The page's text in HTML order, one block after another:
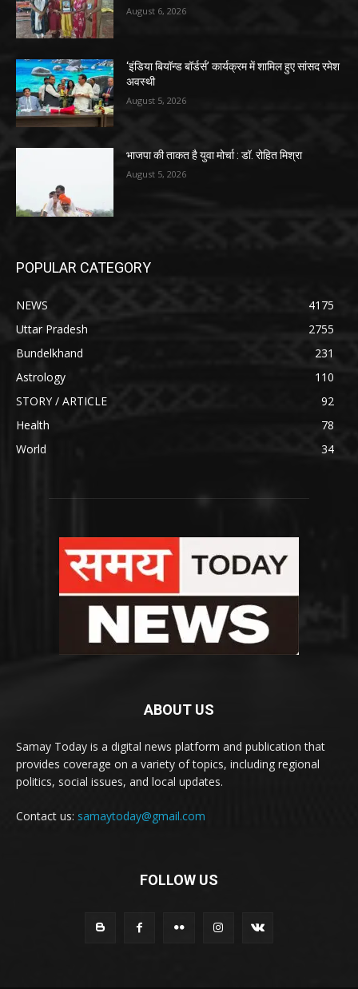
August 6, 2026
‘इंडिया बियॉन्ड बॉर्डर्स’ कार्यक्रम में शामिल हुए सांसद रमेश
अवस्थी
August 5, 2026
भाजपा की ताकत है युवा मोर्चा : डॉ. रोहित मिश्रा
August 5, 2026
POPULAR CATEGORY
NEWS
4175
Uttar Pradesh
2755
Bundelkhand
231
Astrology
110
STORY / ARTICLE
92
Health
78
World
34
ABOUT US
Samay Today is a digital news platform and publication that
provides coverage on a variety of topics, including regional
politics, social issues, and local updates.
Contact us: samaytoday@gmail.com
FOLLOW US